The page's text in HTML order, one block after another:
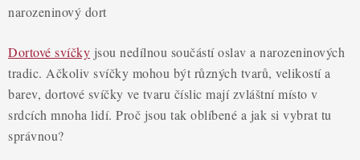
PRO OSLAVY
DO KUCHYNĚ
narozeninový dort
Dortové svíčky jsou nedílnou součástí oslav a narozeninových
tradic. Ačkoliv svíčky mohou být různých tvarů, velikostí a
barev, dortové svíčky ve tvaru číslic mají zvláštní místo v
srdcích mnoha lidí. Proč jsou tak oblíbené a jak si vybrat tu
správnou?